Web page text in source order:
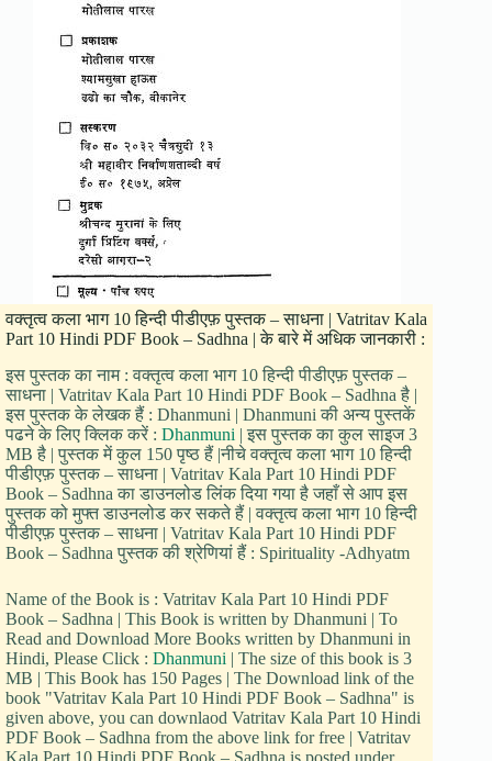
वक्तृत्व कला भाग 10 हिन्दी पीडीएफ़ पुस्तक – साधना | Vatritav Kala
Part 10 Hindi PDF Book – Sadhna | के बारे में अधिक जानकारी :
इस पुस्तक का नाम : वक्तृत्व कला भाग 10 हिन्दी पीडीएफ़ पुस्तक –
साधना | Vatritav Kala Part 10 Hindi PDF Book – Sadhna है |
इस पुस्तक के लेखक हैं : Dhanmuni | Dhanmuni की अन्य पुस्तकें
पढने के लिए क्लिक करें : Dhanmuni | इस पुस्तक का कुल साइज 3
MB है | पुस्तक में कुल 150 पृष्ठ हैं |नीचे वक्तृत्व कला भाग 10 हिन्दी
पीडीएफ़ पुस्तक – साधना | Vatritav Kala Part 10 Hindi PDF
Book – Sadhna का डाउनलोड लिंक दिया गया है जहाँ से आप इस
पुस्तक को मुफ्त डाउनलोड कर सकते हैं | वक्तृत्व कला भाग 10 हिन्दी
पीडीएफ़ पुस्तक – साधना | Vatritav Kala Part 10 Hindi PDF
Book – Sadhna पुस्तक की श्रेणियां हैं : Spirituality -Adhyatm
Name of the Book is : Vatritav Kala Part 10 Hindi PDF
Book – Sadhna | This Book is written by Dhanmuni | To
Read and Download More Books written by Dhanmuni in
Hindi, Please Click : Dhanmuni | The size of this book is 3
MB | This Book has 150 Pages | The Download link of the
book "Vatritav Kala Part 10 Hindi PDF Book – Sadhna" is
given above, you can downlaod Vatritav Kala Part 10 Hindi
PDF Book – Sadhna from the above link for free | Vatritav